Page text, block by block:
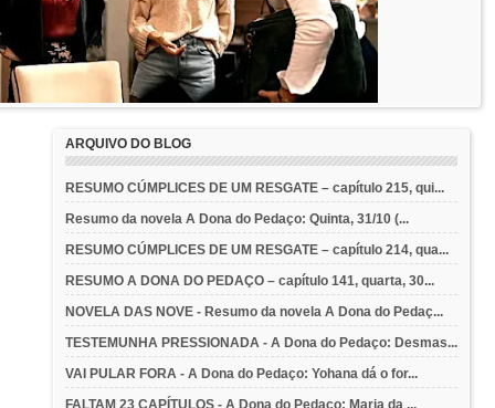
ARQUIVO DO BLOG
RESUMO CÚMPLICES DE UM RESGATE – capítulo 215, qui...
Resumo da novela A Dona do Pedaço: Quinta, 31/10 (...
RESUMO CÚMPLICES DE UM RESGATE – capítulo 214, qua...
RESUMO A DONA DO PEDAÇO – capítulo 141, quarta, 30...
NOVELA DAS NOVE - Resumo da novela A Dona do Pedaç...
TESTEMUNHA PRESSIONADA - A Dona do Pedaço: Desmas...
VAI PULAR FORA - A Dona do Pedaço: Yohana dá o for...